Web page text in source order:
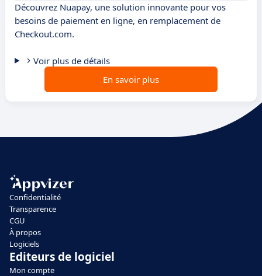
Découvrez Nuapay, une solution innovante pour vos
besoins de paiement en ligne, en remplacement de
Checkout.com.
Voir plus de détails
En savoir plus
Confidentialité
Transparence
CGU
À propos
Logiciels
Editeurs de logiciel
Mon compte